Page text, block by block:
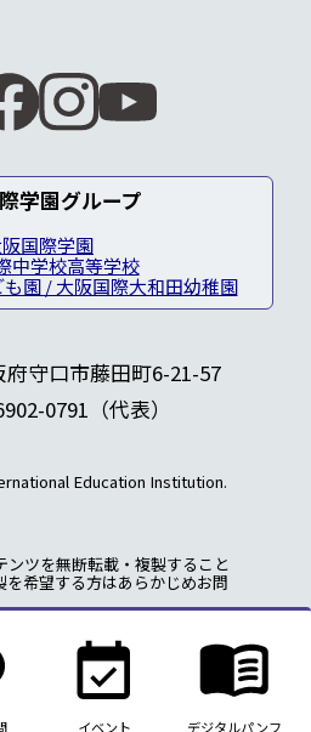
学園グループ
国際学園
中学校高等学校
園 / 大阪国際大和田幼稚園
府守口市藤田町6-21-57
0791（代表）
Education Institution.
ンツを無断転載・複製すること
を希望する方はあらかじめお問
イベント デジタルパンフ